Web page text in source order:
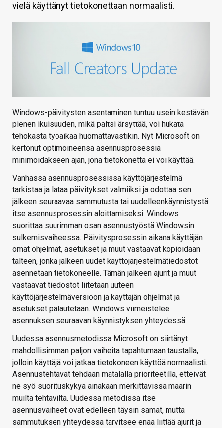
vielä käyttänyt tietokonettaan normaalisti.
Windows-päivitysten asentaminen tuntuu usein kestävän
pienen ikuisuuden, mikä paitsi ärsyttää, voi hukata
tehokasta työaikaa huomattavastikin. Nyt Microsoft on
kertonut optimoineensa asennusprosessia
minimoidakseen ajan, jona tietokonetta ei voi käyttää.
Vanhassa asennusprosessissa käyttöjärjestelmä
tarkistaa ja lataa päivitykset valmiiksi ja odottaa sen
jälkeen seuraavaa sammutusta tai uudelleenkäynnistystä
itse asennusprosessin aloittamiseksi. Windows
suorittaa suurimman osan asennustyöstä Windowsin
sulkemisvaiheessa. Päivitysprosessin aikana käyttäjän
omat ohjelmat, asetukset ja muut vastaavat kopioidaan
talteen, jonka jälkeen uudet käyttöjärjestelmätiedostot
asennetaan tietokoneelle. Tämän jälkeen ajurit ja muut
vastaavat tiedostot liitetään uuteen
käyttöjärjestelmäversioon ja käyttäjän ohjelmat ja
asetukset palautetaan. Windows viimeistelee
asennuksen seuraavan käynnistyksen yhteydessä.
Uudessa asennusmetodissa Microsoft on siirtänyt
mahdollisimman paljon vaiheita tapahtumaan taustalla,
jolloin käyttäjä voi jatkaa tietokoneen käyttöä normaalisti.
Asennustehtävät tehdään matalalla prioriteetilla, etteivät
ne syö suorituskykyä ainakaan merkittävissä määrin
muilta tehtäviltä. Uudessa metodissa itse
asennusvaiheet ovat edelleen täysin samat, mutta
sammutuksen yhteydessä tarvitsee enää liittää ajurit ja